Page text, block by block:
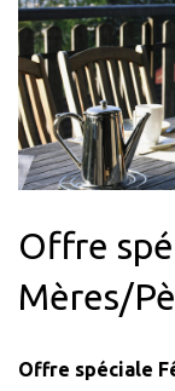
Offre
Mères/
Offre spéciale